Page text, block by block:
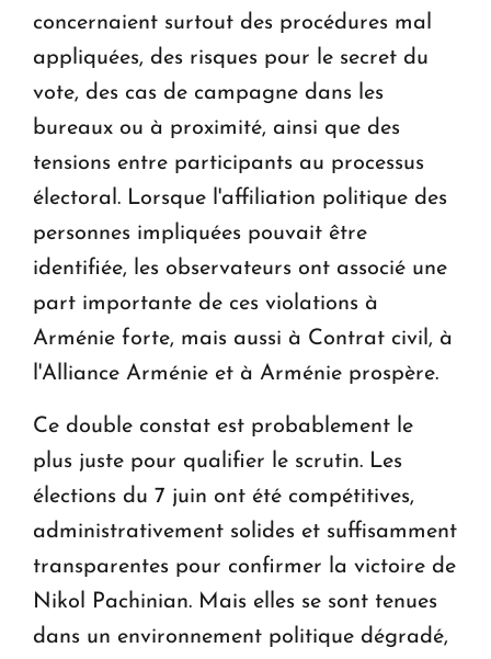
concernaient surtout des procédures mal
appliquées, des risques pour le secret du
vote, des cas de campagne dans les
bureaux ou à proximité, ainsi que des
tensions entre participants au processus
électoral. Lorsque l'affiliation politique des
personnes impliquées pouvait être
identifiée, les observateurs ont associé une
part importante de ces violations à
Arménie forte, mais aussi à Contrat civil, à
l'Alliance Arménie et à Arménie prospère.
Ce double constat est probablement le
plus juste pour qualifier le scrutin. Les
élections du 7 juin ont été compétitives,
administrativement solides et suffisamment
transparentes pour confirmer la victoire de
Nikol Pachinian. Mais elles se sont tenues
dans un environnement politique dégradé,